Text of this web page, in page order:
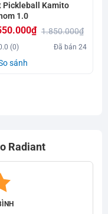
Pickleball Kamito
1.0
1.850.000₫
₫
(0) Đã bán24
sánh
Radiant